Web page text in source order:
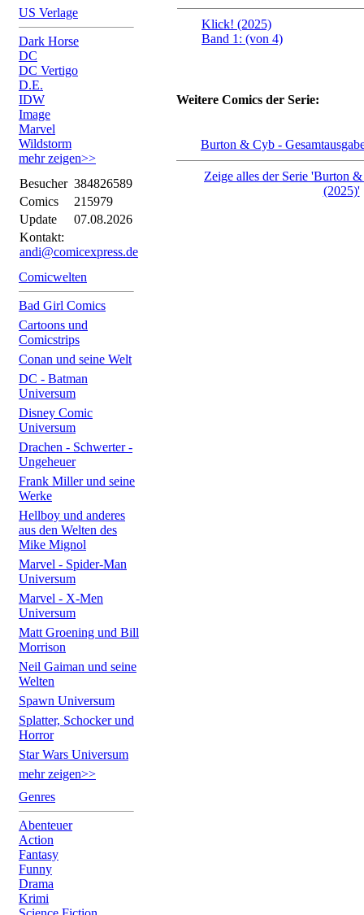
US Verlage
Dark Horse
DC
DC Vertigo
D.E.
IDW
Image
Marvel
Wildstorm
mehr zeigen>>
Besucher 384826589
Comics
215979
Update
07.08.2026
Kontakt:
andi@comicexpress.de
Comicwelten
Bad Girl Comics
Cartoons und
Comicstrips
Conan und seine Welt
DC - Batman
Universum
Disney Comic
Universum
Drachen - Schwerter -
Ungeheuer
Frank Miller und seine
Werke
Hellboy und anderes
aus den Welten des
Mike Mignol
Marvel - Spider-Man
Universum
Marvel - X-Men
Universum
Matt Groening und Bill
Morrison
Neil Gaiman und seine
Welten
Spawn Universum
Splatter, Schocker und
Horror
Star Wars Universum
mehr zeigen>>
Genres
Abenteuer
Action
Fantasy
Funny
Drama
Krimi
Klick! (2025)
Band 1: (von 4)
Weitere Comics der Serie:
Burton & Cyb -
Zeige alles der Serie 'Burton
(2025)'